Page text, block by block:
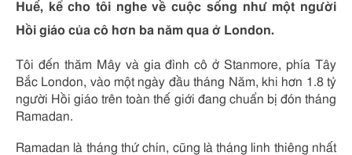
Huế, kể cho tôi nghe về cuộc sống như một người
Hồi giáo của cô hơn ba năm qua ở London.
Tôi đến thăm Mây và gia đình cô ở Stanmore, phía Tây
Bắc London, vào một ngày đầu tháng Năm, khi hơn 1.8 tỷ
người Hồi giáo trên toàn thế giới đang chuẩn bị đón tháng
Ramadan.
Ramadan là tháng thứ chín, cũng là tháng linh thiêng nhất